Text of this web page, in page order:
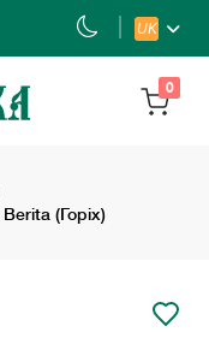
UK
0
Berita (Горіх)